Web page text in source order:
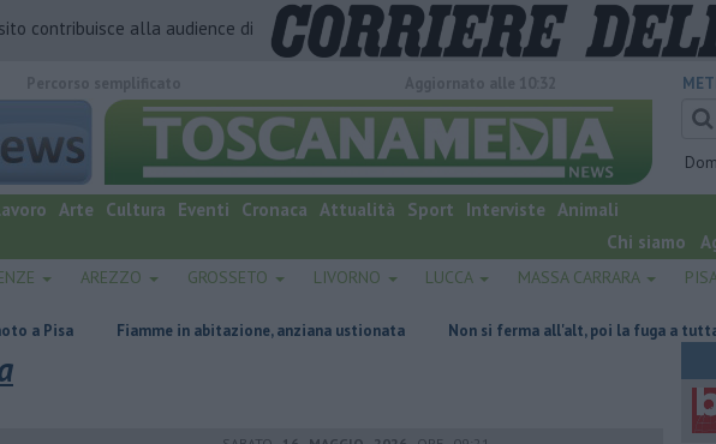
contribuisce alla audience di
Arte Cultura Eventi Cronaca Attualità Sport Interviste Animali
Chi siamo
AREZZO GROSSETO LIVORNO LUCCA MASSA CARRARA
Fiamme in abitazione, anziana ustionata Non si ferma all'alt, poi la fuga a tutta velocità